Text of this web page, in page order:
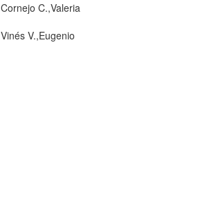
Cornejo C.,Valeria
Vinés V.,Eugenio